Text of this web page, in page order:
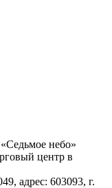
небо»
центр в
адрес: 603093, г.